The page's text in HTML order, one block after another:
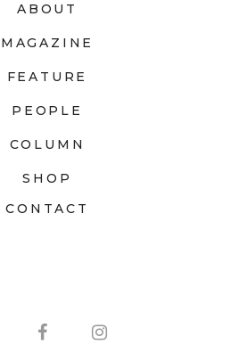
ABOUT
MAGAZINE
FEATURE
PEOPLE
COLUMN
SHOP
CONTACT